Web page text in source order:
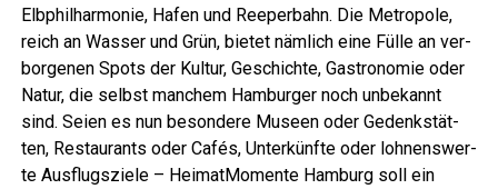
Elb­phil­har­mo­nie, Hafen und Ree­per­bahn. Die Metro­po­le,
reich an Was­ser und Grün, bie­tet näm­lich eine Fül­le an ver­
bor­ge­nen Spots der Kul­tur, Geschich­te, Gas­tro­no­mie oder
Natur, die selbst man­chem Ham­bur­ger noch unbe­kannt
sind. Sei­en es nun beson­de­re Muse­en oder Gedenk­stät­
ten, Restau­rants oder Cafés, Unter­künf­te oder loh­nens­wer­
te Aus­flugs­zie­le – Heim­at­Mo­men­te Ham­burg soll ein